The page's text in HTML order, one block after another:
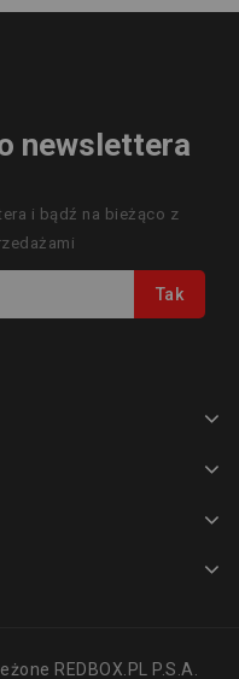
newslettera
i bądź na bieżąco z
REDBOX.PL P.S.A.